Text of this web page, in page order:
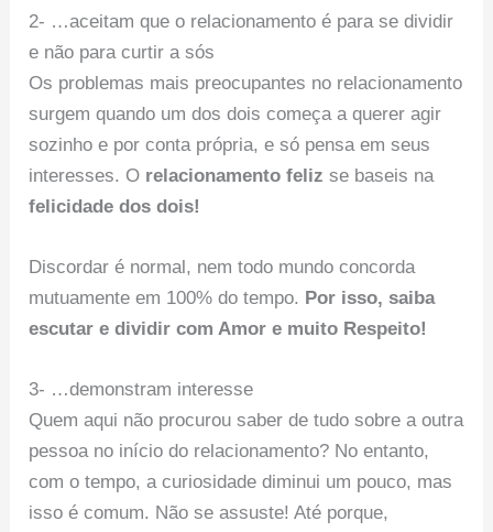
2- …aceitam que o relacionamento é para se dividir
e não para curtir a sós
Os problemas mais preocupantes no relacionamento
surgem quando um dos dois começa a querer agir
sozinho e por conta própria, e só pensa em seus
interesses. O relacionamento feliz se baseis na
felicidade dos dois!
Discordar é normal, nem todo mundo concorda
mutuamente em 100% do tempo. Por isso, saiba
escutar e dividir com Amor e muito Respeito!
3- …demonstram interesse
Quem aqui não procurou saber de tudo sobre a outra
pessoa no início do relacionamento? No entanto,
com o tempo, a curiosidade diminui um pouco, mas
isso é comum. Não se assuste! Até porque,